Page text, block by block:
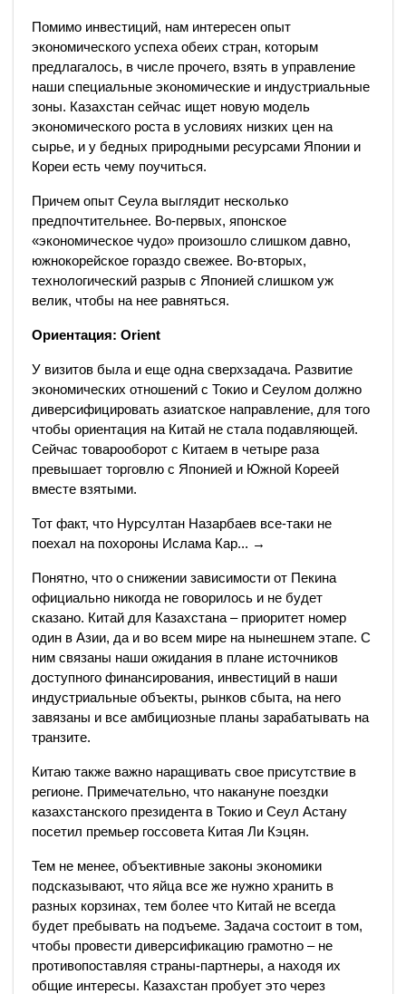
Помимо инвестиций, нам интересен опыт
экономического успеха обеих стран, которым
предлагалось, в числе прочего, взять в управление
наши специальные экономические и индустриальные
зоны. Казахстан сейчас ищет новую модель
экономического роста в условиях низких цен на
сырье, и у бедных природными ресурсами Японии и
Кореи есть чему поучиться.
Причем опыт Сеула выглядит несколько
предпочтительнее. Во-первых, японское
«экономическое чудо» произошло слишком давно,
южнокорейское гораздо свежее. Во-вторых,
технологический разрыв с Японией слишком уж
велик, чтобы на нее равняться.
Ориентация: Orient
У визитов была и еще одна сверхзадача. Развитие
экономических отношений с Токио и Сеулом должно
диверсифицировать азиатское направление, для того
чтобы ориентация на Китай не стала подавляющей.
Сейчас товарооборот с Китаем в четыре раза
превышает торговлю с Японией и Южной Кореей
вместе взятыми.
Тот факт, что Нурсултан Назарбаев все-таки не
поехал на похороны Ислама Кар... →
Понятно, что о снижении зависимости от Пекина
официально никогда не говорилось и не будет
сказано. Китай для Казахстана – приоритет номер
один в Азии, да и во всем мире на нынешнем этапе. С
ним связаны наши ожидания в плане источников
доступного финансирования, инвестиций в наши
индустриальные объекты, рынков сбыта, на него
завязаны и все амбициозные планы зарабатывать на
транзите.
Китаю также важно наращивать свое присутствие в
регионе. Примечательно, что накануне поездки
казахстанского президента в Токио и Сеул Астану
посетил премьер госсовета Китая Ли Кэцян.
Тем не менее, объективные законы экономики
подсказывают, что яйца все же нужно хранить в
разных корзинах, тем более что Китай не всегда
будет пребывать на подъеме. Задача состоит в том,
чтобы провести диверсификацию грамотно – не
противопоставляя страны-партнеры, а находя их
общие интересы. Казахстан пробует это через